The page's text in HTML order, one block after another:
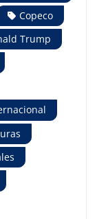
Copeco
Trump